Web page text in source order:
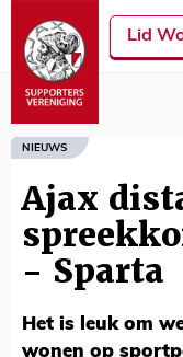
Lid
NIEUWS
Ajax
- Sparta
Het is leuk om
wonen op